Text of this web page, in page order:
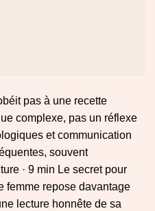
pas à une recette
complexe, pas un réflexe
et communication
souvent
· 9 min Le secret pour
femme repose davantage
lecture honnête de sa